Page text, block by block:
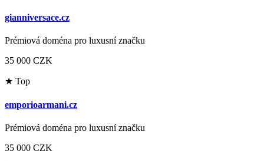
gianniversace.cz
Prémiová doména pro luxusní značku
35 000 CZK
★ Top
emporioarmani.cz
Prémiová doména pro luxusní značku
35 000 CZK